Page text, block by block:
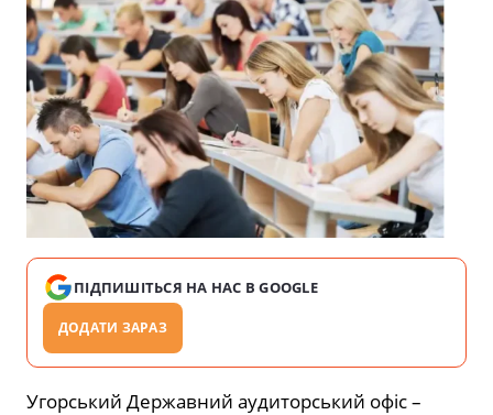
ПІДПИШІТЬСЯ НА НАС В GOOGLE
ДОДАТИ ЗАРАЗ
Угорський Державний аудиторський офіс –